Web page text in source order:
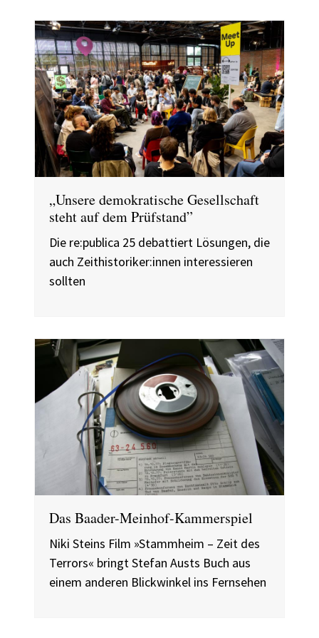
„Unsere demokratische Gesellschaft
steht auf dem Prüfstand”
Die re:publica 25 debattiert Lösungen, die
auch Zeithistoriker:innen interessieren
sollten
Das Baader-Meinhof-Kammerspiel
Niki Steins Film »Stammheim – Zeit des
Terrors« bringt Stefan Austs Buch aus
einem anderen Blickwinkel ins Fernsehen